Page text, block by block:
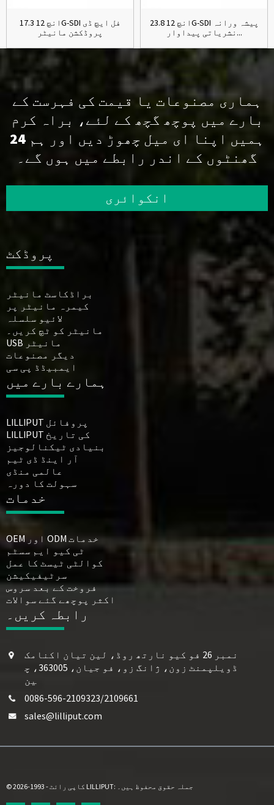
17.3 انچ 12G-SDI فل ایچ ڈی
پروڈکشن مانیٹر
23.8 انچ 12G-SDI پیشہ ورانہ
نشریاتی پیداوار...
ہماری مصنوعات یا قیمت کی فہرست کے
بارے میں پوچھ گچھ کے لئے، براہ کرم
ہمیں اپنا ای میل چھوڑ دیں اور ہم 24
گھنٹوں کے اندر رابطے میں ہوں گے۔
انکوائری
پروڈکٹ
براڈکاسٹ مانیٹر
کیمرہ مانیٹر پر
لائیو سلسلہ
مانیٹر کو ٹچ کریں۔
USB مانیٹر
دیگر مصنوعات
ایمبیڈڈ پی سی
ہمارے بارے میں
LILLIPUT پروفائل
LILLIPUT کی تاریخ
بنیادی ٹیکنالوجیز
آر اینڈ ڈی ٹیم
عالمی منڈی
سہولت کا دورہ
خدمات
OEM اور ODM خدمات
ٹی کیو ایم سسٹم
کوالٹی ٹیسٹ کا عمل
سرٹیفیکیشن
فروخت کے بعد سروس
اکثر پوچھے گئے سوالات
رابطہ کریں۔
نمبر 26 فو کیو نارتھ روڈ، لین تیان اکنامک
ڈویلپمنٹ زون، ژانگ زو، فو جیان، 363005، چ
ین
0086-596-2109323/2109661
sales@lilliput.com
© کاپی رائٹ - 1993-2026 LILLIPUT: جملہ حقوق محفوظ ہیں۔